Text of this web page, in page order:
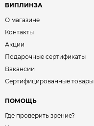
ВИПЛИНЗА
О магазине
Контакты
Акции
Подарочные сертификаты
Вакансии
Сертифицированные товары
ПОМОЩЬ
Где проверить зрение?